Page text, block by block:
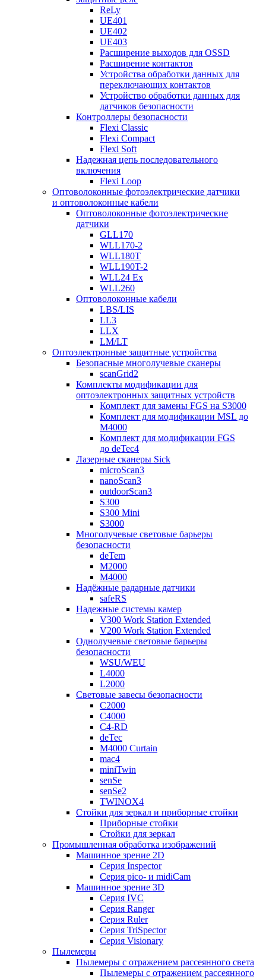
ReLy
UE401
UE402
UE403
Расширение выходов для OSSD
Расширение контактов
Устройства обработки данных для
переключающих контактов
Устройство обработки данных для
датчиков безопасности
Контроллеры безопасности
Flexi Classic
Flexi Compact
Flexi Soft
Надежная цепь последовательного
включения
Flexi Loop
Оптоволоконные фотоэлектрические датчики
и оптоволоконные кабели
Оптоволоконные фотоэлектрические
датчики
GLL170
WLL170-2
WLL180T
WLL190T-2
WLL24 Ex
WLL260
Оптоволоконные кабели
LBS/LIS
LL3
LLX
LM/LT
Оптоэлектронные защитные устройства
Безопасные многолучевые сканеры
scanGrid2
Комплекты модификации для
оптоэлектронных защитных устройств
Комплект для замены FGS на S3000
Комплект для модификации MSL до
M4000
Комплект для модификации FGS
до deTec4
Лазерные сканеры Sick
microScan3
nanoScan3
outdoorScan3
S300
S300 Mini
S3000
Многолучевые световые барьеры
безопасности
deTem
M2000
M4000
Надёжные радарные датчики
safeRS
Надежные системы камер
V300 Work Station Extended
V200 Work Station Extended
Однолучевые световые барьеры
безопасности
WSU/WEU
L4000
L2000
Световые завесы безопасности
C2000
C4000
C4-RD
deTec
M4000 Curtain
mac4
miniTwin
senSe
senSe2
TWINOX4
Стойки для зеркал и приборные стойки
Приборные стойки
Стойки для зеркал
Промышленная обработка изображений
Машинное зрение 2D
Серия Inspector
Серия pico- и midiCam
Машинное зрение 3D
Серия IVC
Серия Ranger
Серия Ruler
Серия TriSpector
Серия Visionary
Пылемеры
Пылемеры с отражением рассеянного света
Пылемеры с отражением рассеянного